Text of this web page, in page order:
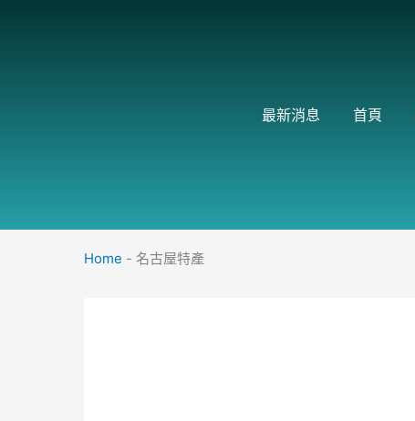
最新消息 首頁
Home - 名古屋特產